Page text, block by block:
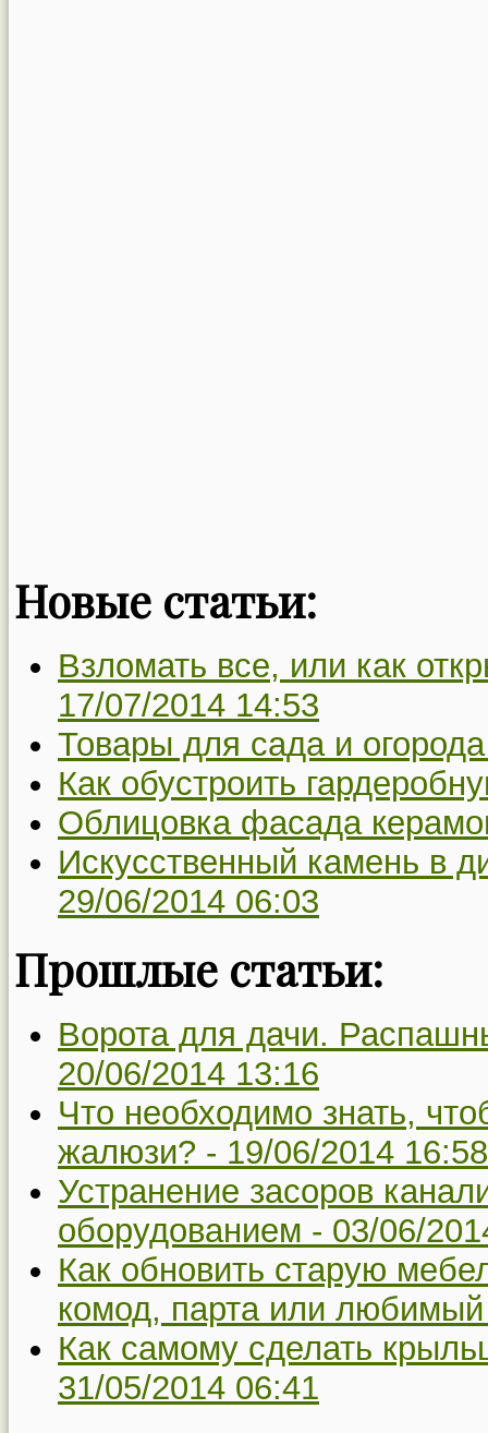
Новые статьи:
Взломать все, или как
17/07/2014 14:53
Товары для сада и
Как обустроить
Облицовка фасада
Искусственный камень в
29/06/2014 06:03
Прошлые статьи:
Ворота для дачи.
20/06/2014 13:16
Что необходимо знать,
жалюзи? - 19/06/2014 16:58
Устранение засоров
оборудованием - 03/06/
Как обновить старую
комод, парта или
Как самому сделать
31/05/2014 06:41